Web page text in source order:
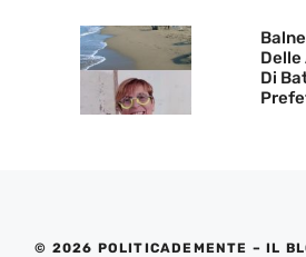
Delle
Di
© 2026 POLITICADEMENTE – IL